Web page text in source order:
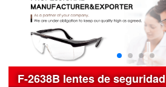
F-2638B lentes de seguridad